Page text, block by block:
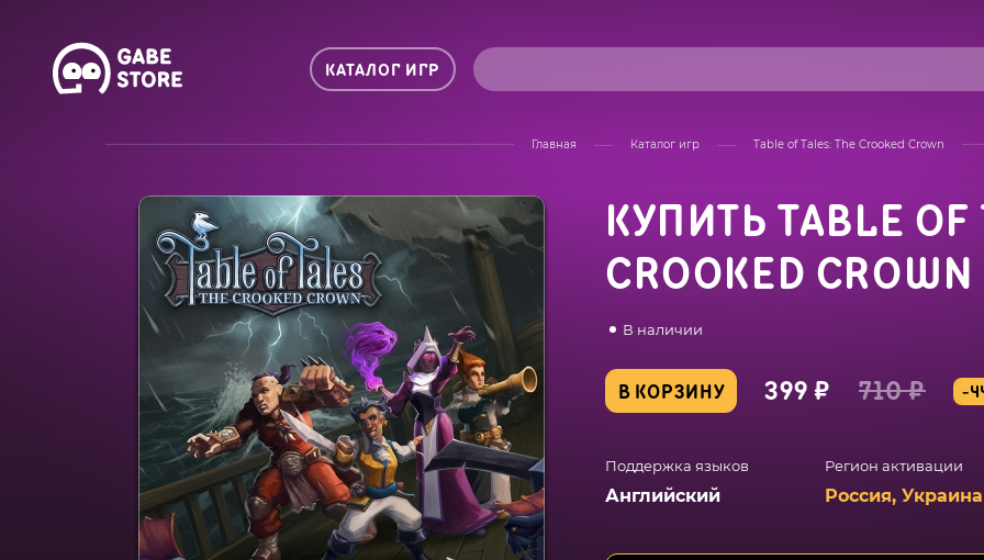
КАТАЛОГ ИГР
Главная Каталог игр Table of Tales: The Crooked Crown
КУПИТЬ TABLE OF
CROOKED CROWN
В наличии
В КОРЗИНУ 399 ₽ 710 ₽ -
Поддержка языков
Английский
Регион активации
Россия,